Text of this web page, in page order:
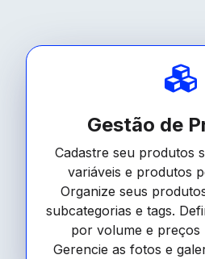
Gestão de
Cadastre seu produtos
variáveis e produtos
Organize seus
subcategorias e tags.
por volume e preços
Gerencie as fotos e